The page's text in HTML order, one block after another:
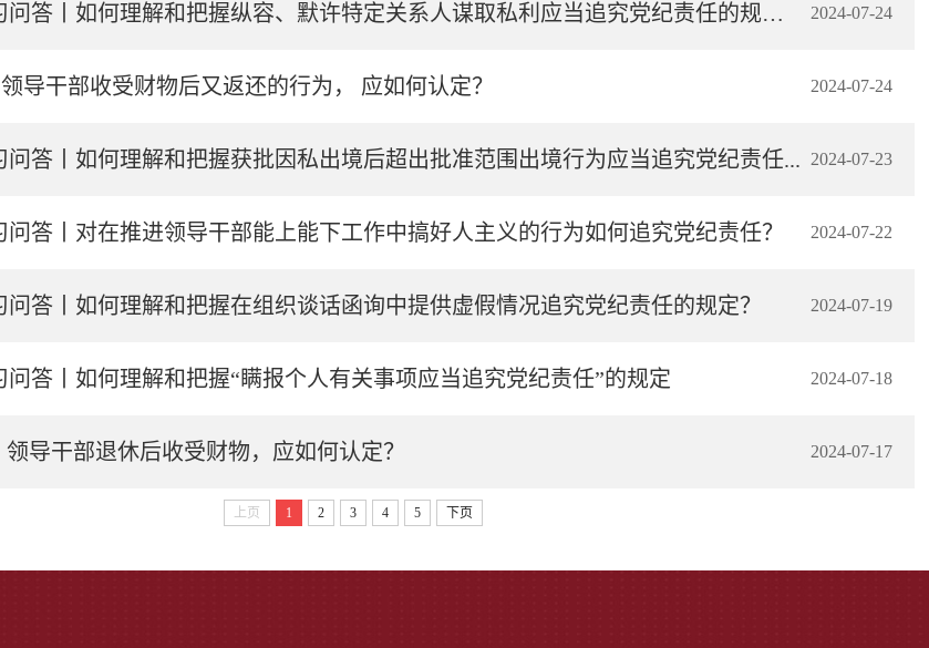
纪律处分条例·学习问答丨如何理解和把握纵容、默许特定关系人谋取私利应当追究党纪责任的规定？ 2024-07-24
导干部收受财物后又返还的行为， 应如何认定？ 2024-07-24
问答丨如何理解和把握获批因私出境后超出批准范围出境行为应当追究党纪责任... 2024-07-23
问答丨对在推进领导干部能上能下工作中搞好人主义的行为如何追究党纪责任？ 2024-07-22
问答丨如何理解和把握在组织谈话函询中提供虚假情况追究党纪责任的规定？ 2024-07-19
问答丨如何理解和把握“瞒报个人有关事项应当追究党纪责任”的规定 2024-07-18
导干部退休后收受财物，应如何认定？ 2024-07-17
上页 1 2 3 4 5 下页